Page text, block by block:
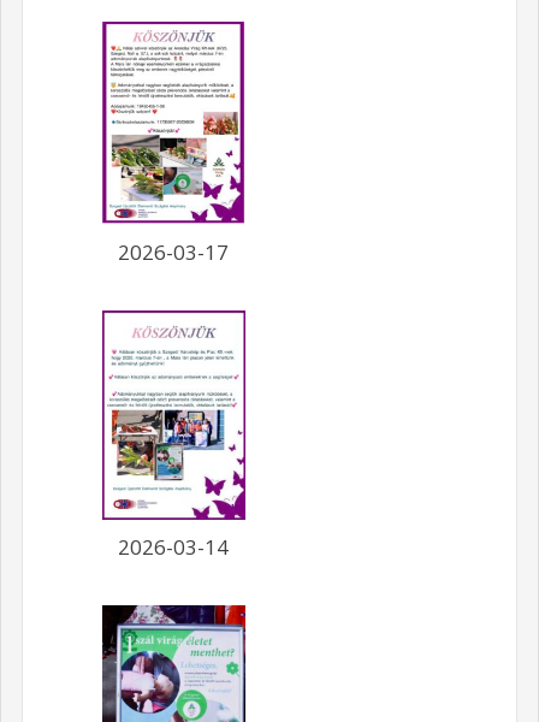
2026-03-17
2026-03-14